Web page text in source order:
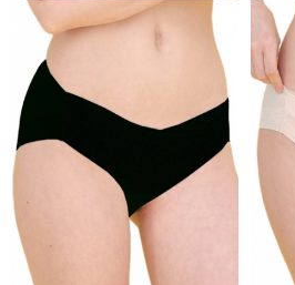
클리어런스
&B급
특가
(클리어런스)
HIT
MYPAGE